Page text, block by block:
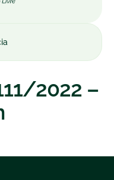
2022 –